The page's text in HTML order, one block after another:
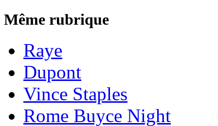
Même rubrique
Raye
Dupont
Vince Staples
Rome Buyce Night